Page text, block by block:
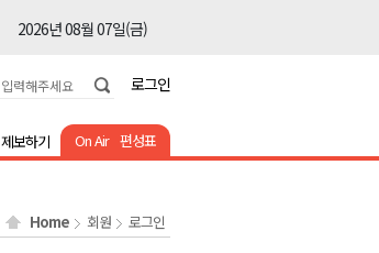
2026년 08월 07일(금)
2026년 08월 07일(금)
2026년 08월 07일(금)
2026년 08월 07일(금)
로그인
On Air 편성표
제보하기
Home 회원 로그인